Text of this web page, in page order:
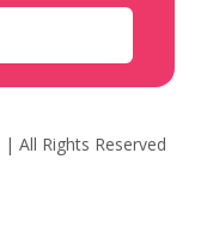
| All Rights Reserved